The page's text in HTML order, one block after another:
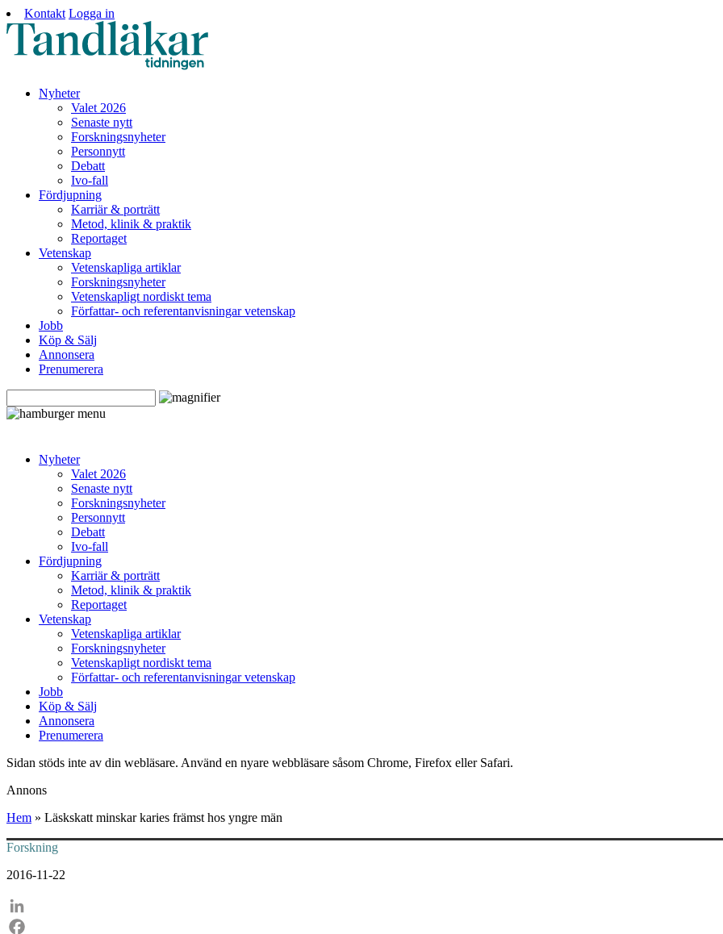
Kontakt Logga in
Nyheter
Valet 2026
Senaste nytt
Forskningsnyheter
Personnytt
Debatt
Ivo-fall
Fördjupning
Karriär & porträtt
Metod, klinik & praktik
Reportaget
Vetenskap
Vetenskapliga artiklar
Forskningsnyheter
Vetenskapligt nordiskt tema
Författar- och referentanvisningar vetenskap
Jobb
Köp & Sälj
Annonsera
Prenumerera
Nyheter
Valet 2026
Senaste nytt
Forskningsnyheter
Personnytt
Debatt
Ivo-fall
Fördjupning
Karriär & porträtt
Metod, klinik & praktik
Reportaget
Vetenskap
Vetenskapliga artiklar
Forskningsnyheter
Vetenskapligt nordiskt tema
Författar- och referentanvisningar vetenskap
Jobb
Köp & Sälj
Annonsera
Prenumerera
Sidan stöds inte av din webläsare. Använd en nyare webbläsare såsom Chrome, Firefox eller Safari.
Annons
Hem » Läskskatt minskar karies främst hos yngre män
Forskning
2016-11-22
LinkedIn